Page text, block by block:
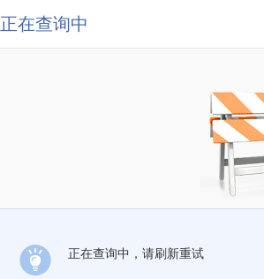
正在查询中
正在查询中，请刷新重试